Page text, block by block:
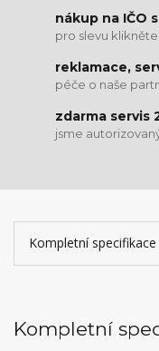
nákup na IČO
pro slevu
reklamace,
péče o naše
zdarma servis
jsme
Kompletní specifikace
Kompletní